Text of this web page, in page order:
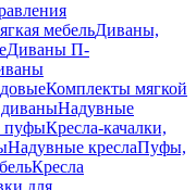
мебельДиваны,
Диваны П-
Комплекты мягкой
диваныНадувные
пуфыКресла-качалки,
Надувные креслаПуфы,
Кресла
для